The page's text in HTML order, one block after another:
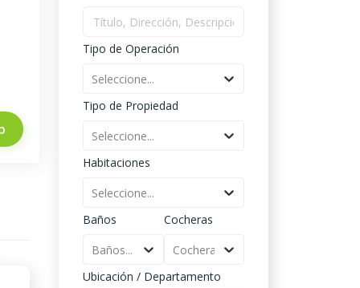
Tipo de Operación
Seleccione...
Tipo de Propiedad
Seleccione...
Habitaciones
Seleccione...
Baños
Baños...
Cocheras
Cocheras...
Ubicación / Departamento